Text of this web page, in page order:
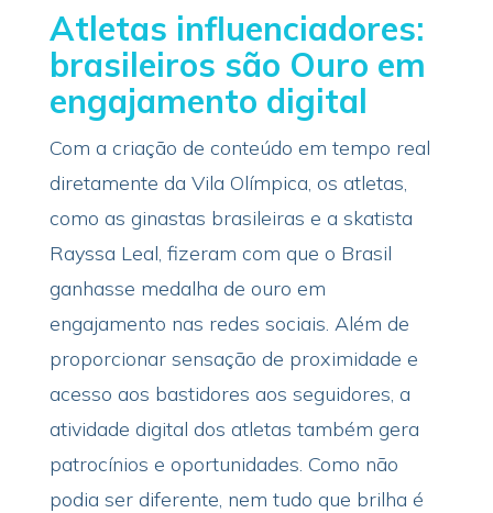
Atletas influenciadores:
brasileiros são Ouro em
engajamento digital
Com a criação de conteúdo em tempo real
diretamente da Vila Olímpica, os atletas,
como as ginastas brasileiras e a skatista
Rayssa Leal, fizeram com que o Brasil
ganhasse medalha de ouro em
engajamento nas redes sociais. Além de
proporcionar sensação de proximidade e
acesso aos bastidores aos seguidores, a
atividade digital dos atletas também gera
patrocínios e oportunidades. Como não
podia ser diferente, nem tudo que brilha é